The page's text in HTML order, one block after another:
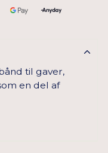
til gaver,
en del af